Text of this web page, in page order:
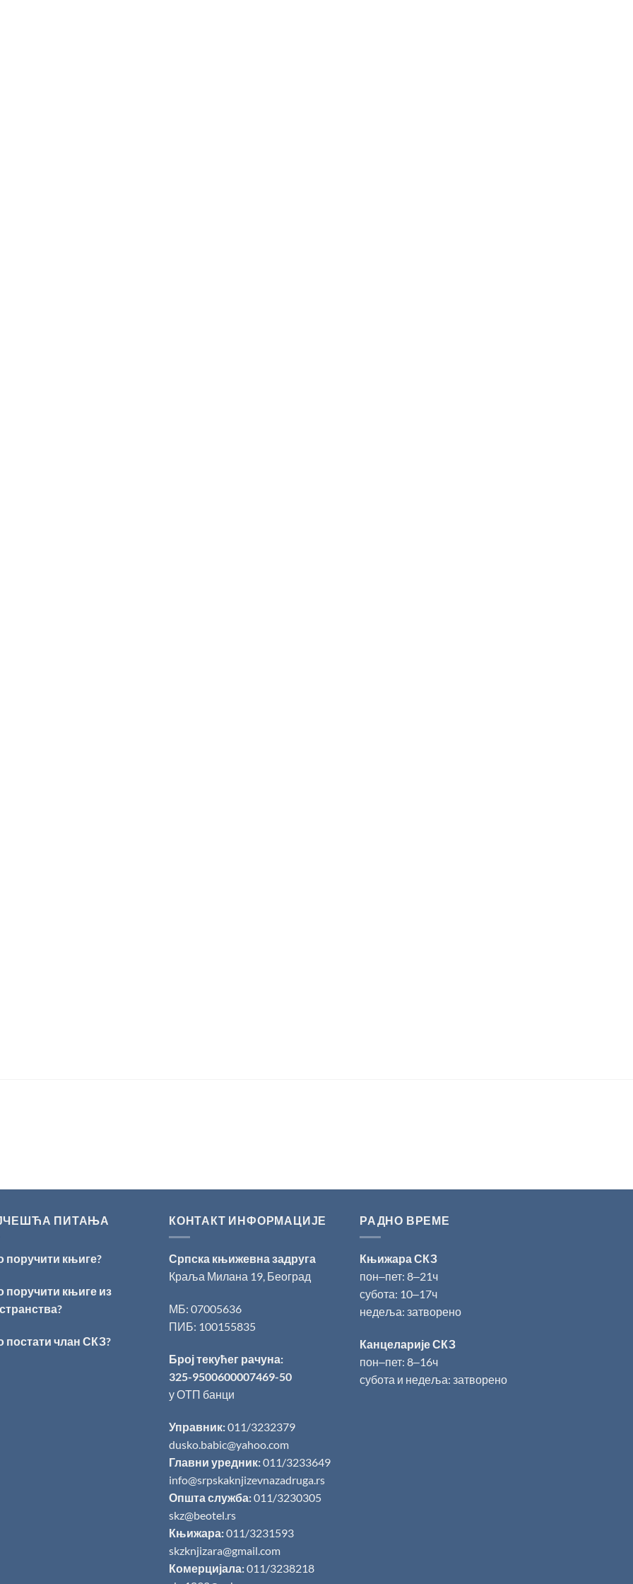
ПИТАЊА
поручити књиге?
поручити књиге из
постати члан СКЗ?
КОНТАКТ ИНФОРМАЦИЈЕ
Српска књижевна задруга
Краља Милана 19, Београд
МБ: 07005636
ПИБ: 100155835
Број текућег рачуна:
325-9500600007469-50
у ОТП банци
Управник:011/3232379
dusko.babic@yahoo.com
Главни уредник:011/3233649
info@srpskaknjizevnazadruga.rs
Општа служба:011/3230305
skz@beotel.rs
Књижара:011/3231593
skzknjizara@gmail.com
Комерцијала:011/3238218
РАДНО ВРЕМЕ
Књижара СКЗ
пон‒пет: 8‒21ч
субота: 10‒17ч
недеља: затворено
Канцеларије СКЗ
пон‒пет: 8‒16ч
субота и недеља: затворено